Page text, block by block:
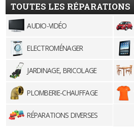
TOUTES LES RÉPARATIONS
AUDIO-VIDÉO
ELECTROMÉNAGER
JARDINAGE, BRICOLAGE
PLOMBERIE-CHAUFFAGE
RÉPARATIONS DIVERSES